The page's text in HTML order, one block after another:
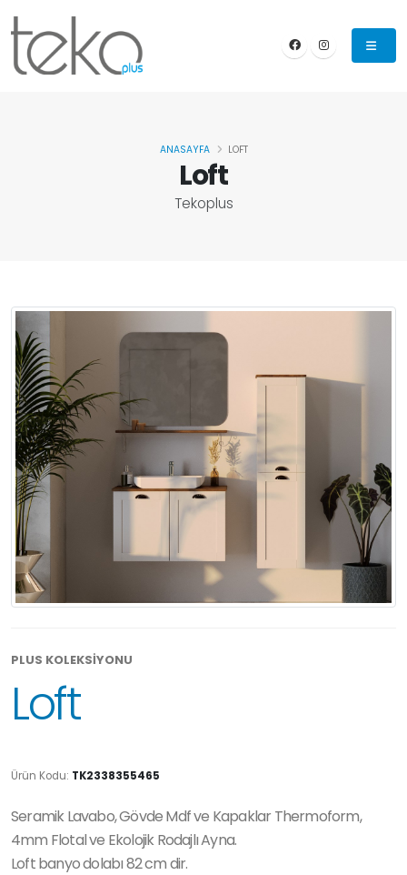
Loft
Tekoplus
ANASAYFA LOFT
PLUS KOLEKSİYONU
Loft
Ürün Kodu: TK2338355465
Seramik Lavabo, Gövde Mdf ve Kapaklar Thermoform,
4mm Flotal ve Ekolojik Rodajlı Ayna.
Loft banyo dolabı 82 cm dir.